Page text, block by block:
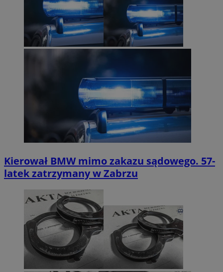
Kierował BMW mimo zakazu sądowego. 57-
latek zatrzymany w Zabrzu